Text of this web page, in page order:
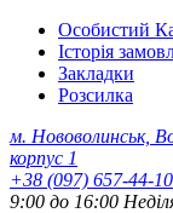
Особистий
Історія
Закладки
Розсилка
м. Нововолинськ,
корпус 1
+38 (097) 657-44-10
9:00 до 16:00